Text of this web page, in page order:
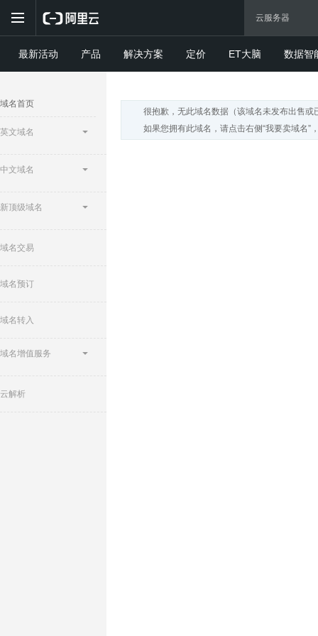
最新活动 产品 解决方案 定价 ET大脑 数据智
域名首页
英文域名
中文域名
新顶级域名
域名交易
域名预订
域名转入
域名增值服务
云解析
很抱歉，无此域名数据（该域名未发布出售或
如果您拥有此域名，请点击右侧“我要卖域名”